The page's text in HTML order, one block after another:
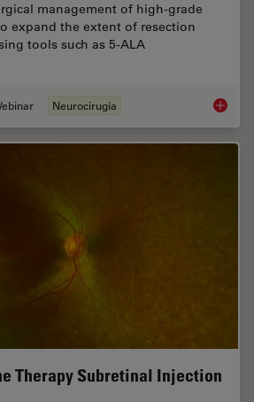
management of high-grade
expand the extent of resection
tools such as 5-ALA
Neurocirugía
Therapy Subretinal Injection